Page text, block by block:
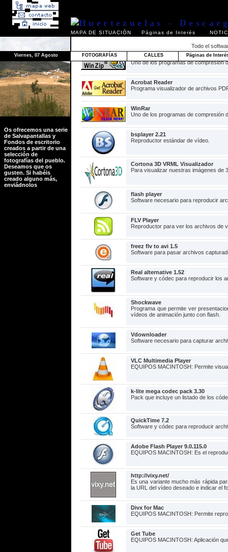
MAPA DE SITUACIÓN Páginas de Interés
Os ofrecemos una serie
de Salvapantallas y
Fondos de escritorio
creados a partir de una
selección de
fotografías del pueblo.
Deseamos que os
gusten. Si habéis
creado alguno más,
enviádnolos
Todo el
Winzip
Uno de los programas de compresión
Acrobat Reader
Programa visualizador de archivos
WinRar
Uno de los programas de compresión
bsplayer 2.21
Reproductor estándar de vídeo.
Cortona 3D VRML Visualizador
Para visualizar nuestras imágenes de
flash player
Software necesario para reproducir
FLV Player
Reproductor para ver los archivos de
freez flv to avi 1.5
Software para pasar archivos
Real alternative 1.52
Software y códec para reproducir los
Shockwave
Programa que permite ver
vídeos de animación junto con flash.
Vdownloader
Software necesario para capturar
VLC Multimedia Player
EQUIPOS MACINTOSH: Permite
k-lite mega codec pack 3.30
Pack que incluye un listado de los
QuickTime 7.2
Software y códec para reproducir
Adobe Flash Player 9.0.115.0
EQUIPOS MACINTOSH: Es el
http://vixy.net/
Es una variante mucho más rápida
la URL del vídeo deseado e indicar el
Divx for Mac
EQUIPOS MACINTOSH: Permite
Get Tube
EQUIPOS MACINTOSH: Aplicación
Viernes, 07 Agosto FOTOGRAFÍAS CALLES Páginas de